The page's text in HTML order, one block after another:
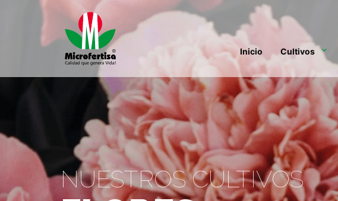
Inicio Cultivos
NUESTROS CULTIVOS